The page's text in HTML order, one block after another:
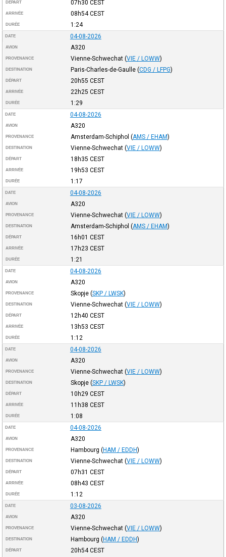
DÉPART 07h30 CEST
ARRIVÉE 08h54CEST
DURÉE 1:24
DATE 04-08-2026
AVION A320
PROVENANCE Vienne-Schwechat (VIE / LOWW)
DESTINATION Paris-Charles-de-Gaulle (CDG / LFPG)
DÉPART 20h55 CEST
ARRIVÉE 22h25 CEST
DURÉE 1:29
DATE 04-08-2026
AVION A320
PROVENANCE Amsterdam-Schiphol (AMS / EHAM)
DESTINATION Vienne-Schwechat (VIE / LOWW)
DÉPART 18h35 CEST
ARRIVÉE 19h53 CEST
DURÉE 1:17
DATE 04-08-2026
AVION A320
PROVENANCE Vienne-Schwechat (VIE / LOWW)
DESTINATION Amsterdam-Schiphol (AMS / EHAM)
DÉPART 16h01 CEST
ARRIVÉE 17h23 CEST
DURÉE 1:21
DATE 04-08-2026
AVION A320
PROVENANCE Skopje (SKP / LWSK)
DESTINATION Vienne-Schwechat (VIE / LOWW)
DÉPART 12h40 CEST
ARRIVÉE 13h53 CEST
DURÉE 1:12
DATE 04-08-2026
AVION A320
PROVENANCE Vienne-Schwechat (VIE / LOWW)
DESTINATION Skopje (SKP / LWSK)
DÉPART 10h29 CEST
ARRIVÉE 11h38 CEST
DURÉE 1:08
DATE 04-08-2026
AVION A320
PROVENANCE Hambourg (HAM / EDDH)
DESTINATION Vienne-Schwechat (VIE / LOWW)
DÉPART 07h31 CEST
ARRIVÉE 08h43 CEST
DURÉE 1:12
DATE 03-08-2026
AVION A320
PROVENANCE Vienne-Schwechat (VIE / LOWW)
DESTINATION Hambourg (HAM / EDDH)
DÉPART 20h54CEST